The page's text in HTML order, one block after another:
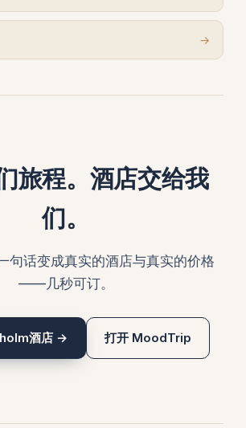
→
旅程。酒店交给我
们。
句话变成真实的酒店与真实的价格
——几秒可订。
酒店 → 打开 MoodTrip